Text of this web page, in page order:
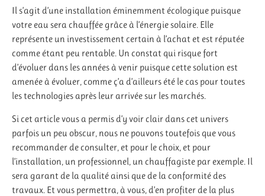
Il s’agit d’une installation éminemment écologique puisque
votre eau sera chauffée grâce à l’énergie solaire. Elle
représente un investissement certain à l’achat et est réputée
comme étant peu rentable. Un constat qui risque fort
d’évoluer dans les années à venir puisque cette solution est
amenée à évoluer, comme ç’a d’ailleurs été le cas pour toutes
les technologies après leur arrivée sur les marchés.
Si cet article vous a permis d’y voir clair dans cet univers
parfois un peu obscur, nous ne pouvons toutefois que vous
recommander de consulter, et pour le choix, et pour
l’installation, un professionnel, un chauffagiste par exemple. Il
sera garant de la qualité ainsi que de la conformité des
travaux. Et vous permettra, à vous, d’en profiter de la plus